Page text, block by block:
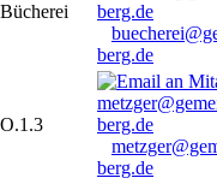
Bücherei
berg.de
O.1.3
berg.de